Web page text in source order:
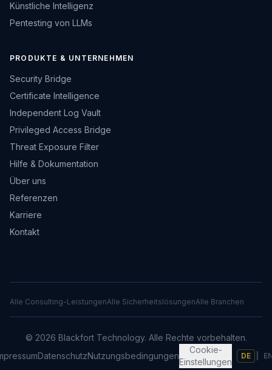
Künstliche Intelligenz
Pentesting von LLMs
PRODUKTE & UNTERNEHMEN
Security Bridge
Certificate Intelligence
Independent Log Vault
Privileged Access Bridge
Threat Exposure Filter
Hilfe & Dokumentation
Über uns
Referenzen
Karriere
Kontakt
Alle Consulting-LeistungenAlle SicherheitslösungenAlle Branchen
© 2026 Blackfort Technology. Alle Rechte vorbehalten.
DatenschutzNutzungsbedingungen
Cookie-
Einstellungen
DE